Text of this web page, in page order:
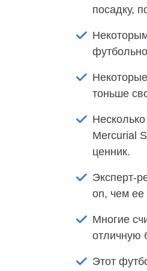
посадку,
тоньше
Mercurial
ценник.
Эксперт-
on, чем ее
Многие
отличную
Этот